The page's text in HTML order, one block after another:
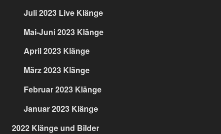
Juli 2023 Live Klänge
Mai-Juni 2023 Klänge
April 2023 Klänge
März 2023 Klänge
Februar 2023 Klänge
Januar 2023 Klänge
2022 Klänge und Bilder